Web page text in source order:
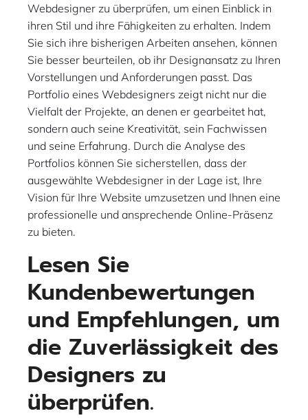
Webdesigner zu überprüfen, um einen Einblick in
ihren Stil und ihre Fähigkeiten zu erhalten. Indem
Sie sich ihre bisherigen Arbeiten ansehen, können
Sie besser beurteilen, ob ihr Designansatz zu Ihren
Vorstellungen und Anforderungen passt. Das
Portfolio eines Webdesigners zeigt nicht nur die
Vielfalt der Projekte, an denen er gearbeitet hat,
sondern auch seine Kreativität, sein Fachwissen
und seine Erfahrung. Durch die Analyse des
Portfolios können Sie sicherstellen, dass der
ausgewählte Webdesigner in der Lage ist, Ihre
Vision für Ihre Website umzusetzen und Ihnen eine
professionelle und ansprechende Online-Präsenz
zu bieten.
Lesen Sie
Kundenbewertungen
und Empfehlungen, um
die Zuverlässigkeit des
Designers zu
überprüfen.